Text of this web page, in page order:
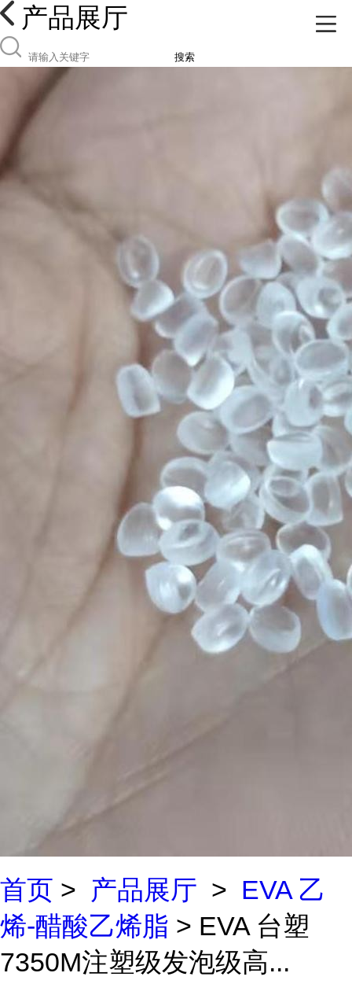
产品展厅
搜索
首页 > 产品展厅 > EVA 乙
烯-醋酸乙烯脂 > EVA 台塑
7350M注塑级发泡级高...